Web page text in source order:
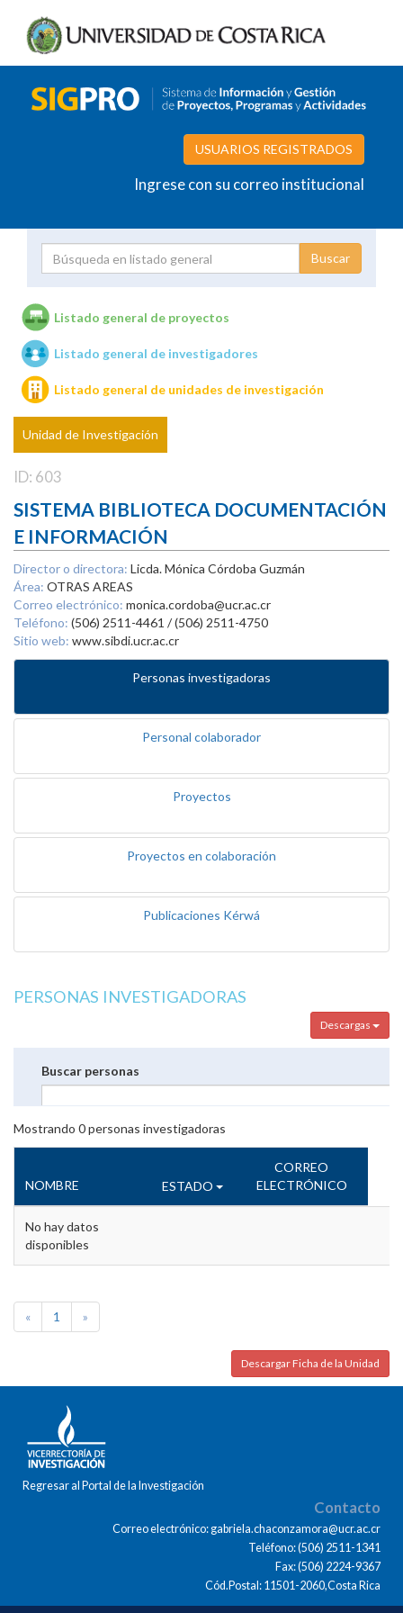
USUARIOS REGISTRADOS
Ingrese con su correo institucional
Unidades de investigación
Listado general de proyectos
Listado general de investigadores
Listado general de unidades de investigación
Unidad de Investigación
ID: 603
SISTEMA BIBLIOTECA DOCUMENTACIÓN
E INFORMACIÓN
Director o directora: Licda. Mónica Córdoba Guzmán
Área: OTRAS AREAS
Correo electrónico: monica.cordoba@ucr.ac.cr
Teléfono: (506) 2511-4461 / (506) 2511-4750
Sitio web: www.sibdi.ucr.ac.cr
Personas investigadoras
Personal colaborador
Proyectos
Proyectos en colaboración
Publicaciones Kérwá
PERSONAS INVESTIGADORAS
Descargas
Buscar personas
Mostrando 0personas investigadoras
NOMBRE ESTADO
CORREO
ELECTRÓNICO
No hay datos
disponibles
« 1 »
Descargar Ficha de la Unidad
Regresar al Portal de la Investigación
Contacto
Correo electrónico: gabriela.chaconzamora@ucr.ac.cr
Teléfono: (506) 2511-1341
Fax: (506) 2224-9367
Cód.Postal: 11501-2060,Costa Rica